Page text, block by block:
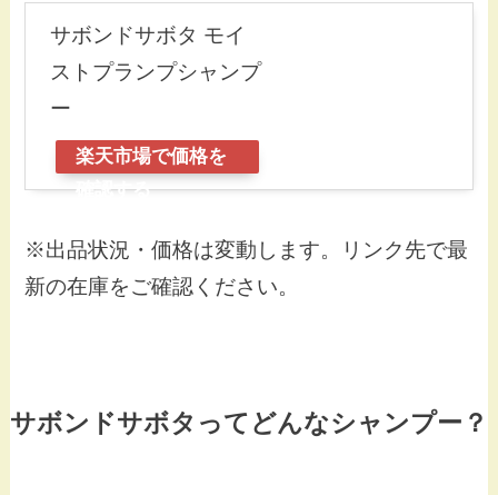
サボンドサボタ モイ
ストプランプシャンプ
ー
楽天市場で価格を
確認する
※出品状況・価格は変動します。リンク先で最
新の在庫をご確認ください。
サボンドサボタってどんなシャンプー？